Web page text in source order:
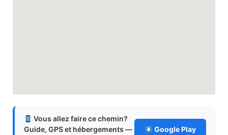
Vous allez faire ce chemin?
Guide, GPS et hébergements —
Google Play